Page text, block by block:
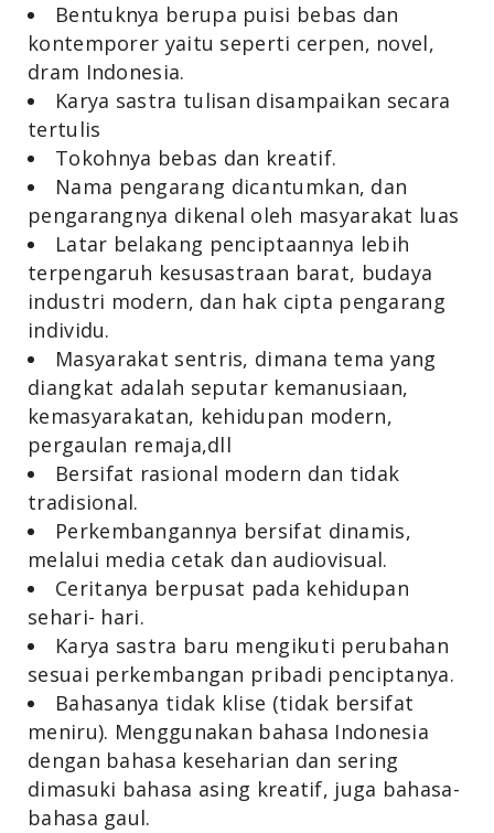
Bentuknya berupa puisi bebas dan
kontemporer yaitu seperti cerpen, novel,
dram Indonesia.
Karya sastra tulisan disampaikan secara
tertulis
Tokohnya bebas dan kreatif.
Nama pengarang dicantumkan, dan
pengarangnya dikenal oleh masyarakat luas
Latar belakang penciptaannya lebih
terpengaruh kesusastraan barat, budaya
industri modern, dan hak cipta pengarang
individu.
Masyarakat sentris, dimana tema yang
diangkat adalah seputar kemanusiaan,
kemasyarakatan, kehidupan modern,
pergaulan remaja,dll
Bersifat rasional modern dan tidak
tradisional.
Perkembangannya bersifat dinamis,
melalui media cetak dan audiovisual.
Ceritanya berpusat pada kehidupan
sehari- hari.
Karya sastra baru mengikuti perubahan
sesuai perkembangan pribadi penciptanya.
Bahasanya tidak klise (tidak bersifat
meniru). Menggunakan bahasa Indonesia
dengan bahasa keseharian dan sering
dimasuki bahasa asing kreatif, juga bahasa-
bahasa gaul.